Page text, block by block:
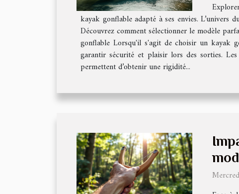
kayak gonflable adapté à ses envies. L’univers
Découvrez comment sélectionner le modèle
gonflable Lorsqu'il s'agit de choisir un kayak
garantir sécurité et plaisir lors des sorties.
permettent d’obtenir une rigidité...